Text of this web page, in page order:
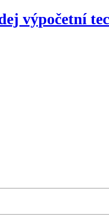
výpočetní